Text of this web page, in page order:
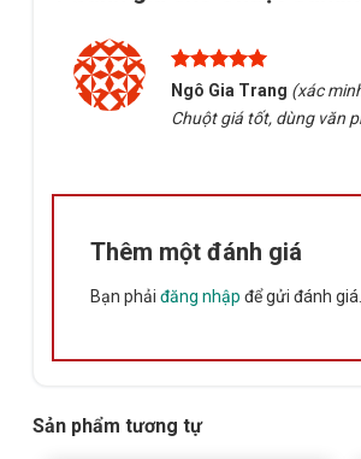
Được xếp
hạng
sao
Ngô Gia Trang (xác
Chuột giá tốt, dùng văn
Thêm một đánh giá
Bạn phải đăng nhập để gửi đánh giá.
Sản phẩm tương tự